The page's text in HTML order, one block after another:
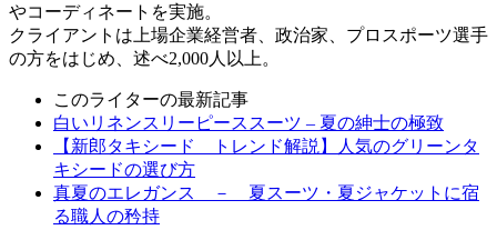
やコーディネートを実施。
クライアントは上場企業経営者、政治家、プロスポーツ選手
の方をはじめ、述べ2,000人以上。
このライターの最新記事
白いリネンスリーピーススーツ – 夏の紳士の極致
【新郎タキシード トレンド解説】人気のグリーンタ
キシードの選び方
真夏のエレガンス － 夏スーツ・夏ジャケットに宿
る職人の矜持